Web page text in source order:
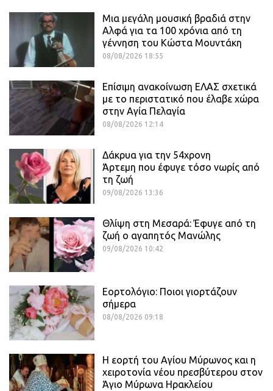
Μια μεγάλη μουσική βραδιά στην
Αλφά για τα 100 χρόνια από τη
γέννηση του Κώστα Μουντάκη
08/08/2026 18:55
Επίσιμη ανακοίνωση ΕΛΑΣ σχετικά
με το περιστατικό που έλαβε χώρα
στην Αγία Πελαγία
08/08/2026 12:14
Δάκρυα για την 54χρονη
Άρτεμη που έφυγε τόσο νωρίς από
τη ζωή
09/08/2026 13:36
Θλίψη στη Μεσαρά: Έφυγε από τη
ζωή ο αγαπητός Μανώλης
09/08/2026 10:42
Εορτολόγιο: Ποιοι γιορτάζουν
σήμερα
08/08/2026 09:18
Η εορτή του Αγίου Μύρωνος και η
χειροτονία νέου πρεσβύτερου στον
Άγιο Μύρωνα Ηρακλείου